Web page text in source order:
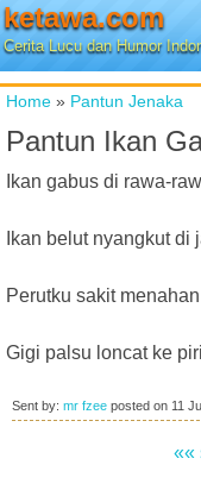
ketawa.com
Cerita Lucu dan Humor
Home » Pantun Jenaka
Pantun Ikan
Ikan gabus di rawa-
Ikan belut nyangkut di
Perutku sakit
Gigi palsu loncat ke
Sent by: mr fzee posted on 11
««